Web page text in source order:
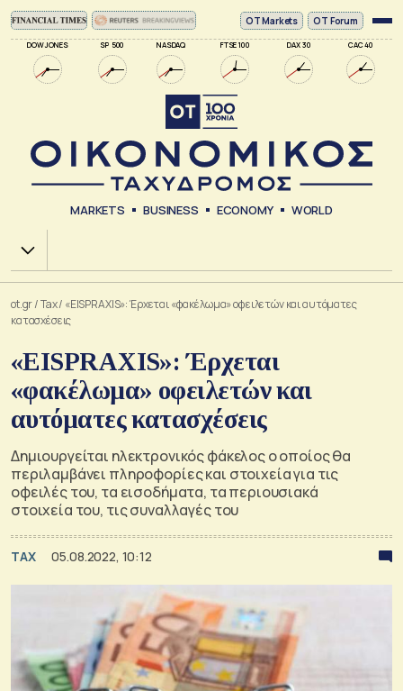
DOW JONES SP 500 NASDAQ FTSE 100 DAX 30 CAC 40
ΟΤ Markets OT Forum
MARKETS BUSINESS ECONOMY WORLD
Χ.Α.
ot.gr/Tax/ «EISPRAXIS»: Έρχεται «φακέλωμα» οφειλετών και αυτόματες
κατασχέσεις
«EISPRAXIS»: Έρχεται
«φακέλωμα» οφειλετών και
αυτόματες κατασχέσεις
Δημιουργείται ηλεκτρονικός φάκελος ο οποίος θα
περιλαμβάνει πληροφορίες και στοιχεία για τις
οφειλές του, τα εισοδήματα, τα περιουσιακά
στοιχεία του, τις συναλλαγές του
TAX 05.08.2022, 10:12